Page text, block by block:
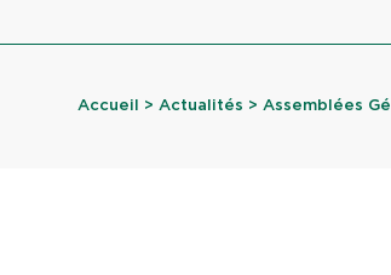
Accueil > Actualités > Assemblées